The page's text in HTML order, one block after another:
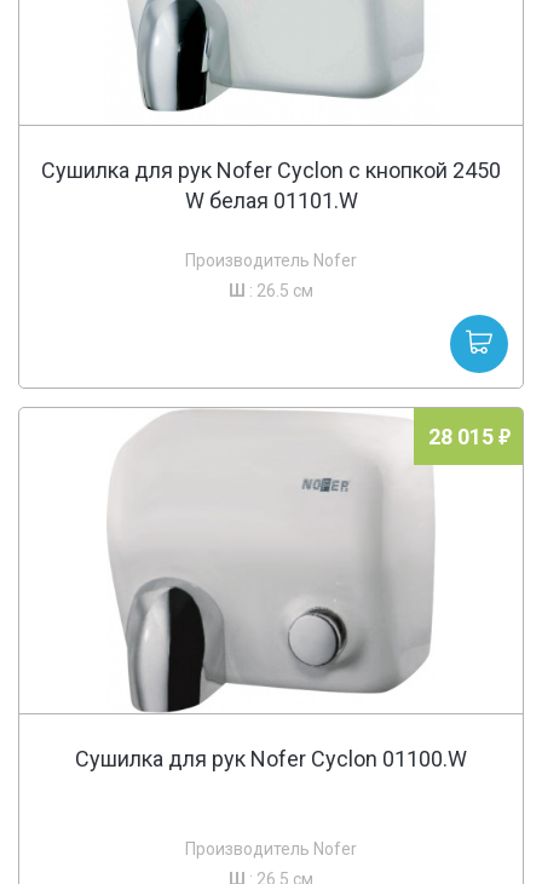
Сушилка для рук Nofer Cyclon c кнопкой 2450
W белая 01101.W
Производитель Nofer
Ш : 26.5 см
28 015
Сушилка для рук Nofer Cyclon 01100.W
Производитель Nofer
Ш : 26.5 см